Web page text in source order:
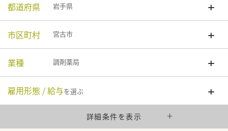
都道府県 岩手県
市区町村 宮古市
業種 調剤薬局
雇用形態 / 給与を選ぶ
詳細条件を表示